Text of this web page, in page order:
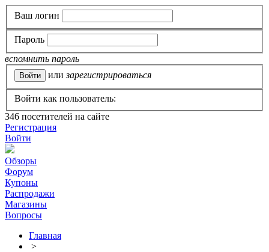
Ваш логин
Пароль
вспомнить пароль
или зарегистрироваться
Войти как пользователь:
346 посетителей на сайте
Регистрация
Войти
Обзоры
Форум
Купоны
Распродажи
Магазины
Вопросы
Главная
>